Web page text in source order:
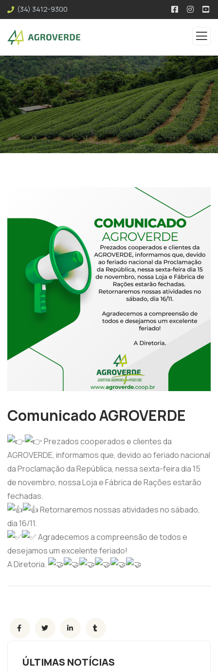
(34) 3412-9300
Comunicado AGROVERDE
Prezados cooperados e clientes da
AGROVERDE, informamos que, devido ao feriado nacional
da Proclamação da República, nessa sexta-feira dia 15
de novembro, nossa Loja e Fábrica de Rações estarão
fechadas.
Retornaremos nossas atividades no sábado,
dia 16/11.
Agradecemos a compreensão de todos e
desejamos um excelente feriado!
A Diretoria.
ÚLTIMAS NOTÍCIAS